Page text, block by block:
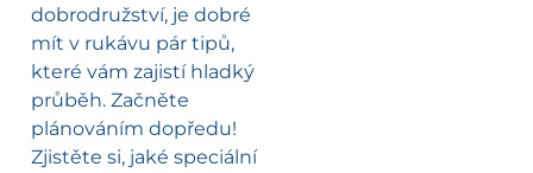
dobrodružství, je dobré
mít v rukávu pár tipů,
které vám zajistí hladký
průběh. Začněte
plánováním dopředu!
Zjistěte si, jaké speciální